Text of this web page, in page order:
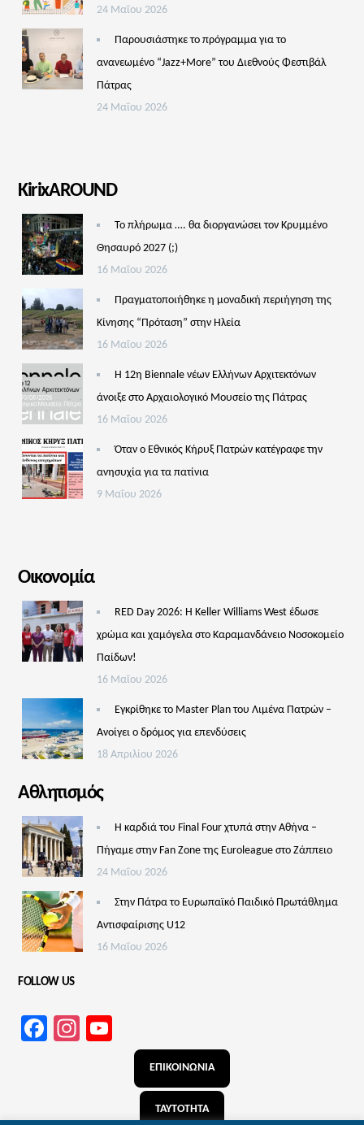
24 Μαΐου 2026
Παρουσιάστηκε το πρόγραμμα για το
ανανεωμένο “Jazz+More” του Διεθνούς Φεστιβάλ
Πάτρας
24 Μαΐου 2026
KirixAROUND
Το πλήρωμα …. θα διοργανώσει τον Κρυμμένο
Θησαυρό 2027 (;)
16 Μαΐου 2026
Πραγματοποιήθηκε η μοναδική περιήγηση της
Κίνησης “Πρόταση” στην Ηλεία
16 Μαΐου 2026
Η 12η Biennale νέων Ελλήνων Αρχιτεκτόνων
άνοιξε στο Αρχαιολογικό Μουσείο της Πάτρας
16 Μαΐου 2026
Όταν ο Εθνικός Κήρυξ Πατρών κατέγραφε την
ανησυχία για τα πατίνια
9 Μαΐου 2026
Οικονομία
RED Day 2026: Η Keller Williams West έδωσε
χρώμα και χαμόγελα στο Καραμανδάνειο Νοσοκομείο
Παίδων!
16 Μαΐου 2026
Εγκρίθηκε το Master Plan του Λιμένα Πατρών –
Aνοίγει ο δρόμος για επενδύσεις
18 Απριλίου 2026
Αθλητισμός
Η καρδιά του Final Four χτυπά στην Αθήνα –
Πήγαμε στην Fan Zone της Euroleague στο Ζάππειο
24 Μαΐου 2026
Στην Πάτρα το Ευρωπαϊκό Παιδικό Πρωτάθλημα
Αντισφαίρισης U12
16 Μαΐου 2026
FOLLOW US
Facebook
Instagram
Channel
ΕΠΙΚΟΙΝΩΝΙΑ
ΤΑΥΤΟΤΗΤΑ